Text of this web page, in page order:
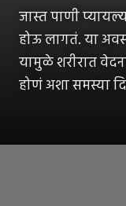
जास्त पाणी
होऊ लागतं. या
यामुळे शरीरात
होणं अशा समस्या